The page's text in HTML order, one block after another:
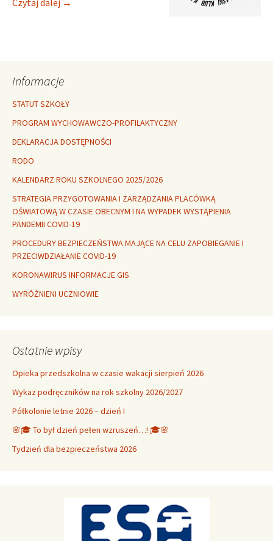
Czytaj dalej →
Informacje
STATUT SZKOŁY
PROGRAM WYCHOWAWCZO-PROFILAKTYCZNY
DEKLARACJA DOSTĘPNOŚCI
RODO
KALENDARZ ROKU SZKOLNEGO 2025/2026
STRATEGIA PRZYGOTOWANIA I ZARZĄDZANIA PLACÓWKĄ
OŚWIATOWĄ W CZASIE OBECNYM I NA WYPADEK WYSTĄPIENIA
PANDEMII COVID-19
PROCEDURY BEZPIECZEŃSTWA MAJĄCE NA CELU ZAPOBIEGANIE I
PRZECIWDZIAŁANIE COVID-19
KORONAWIRUS INFORMACJE GIS
WYRÓŻNIENI UCZNIOWIE
Ostatnie wpisy
Opieka przedszkolna w czasie wakacji sierpień 2026
Wykaz podręczników na rok szkolny 2026/2027
Półkolonie letnie 2026 – dzień I
🌸🎓 To był dzień pełen wzruszeń…! 🎓🌸
Tydzień dla bezpieczeństwa 2026